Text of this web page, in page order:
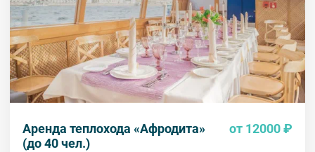
Аренда теплохода «Афродита»
(до 40 чел.)
от 12000 ₽